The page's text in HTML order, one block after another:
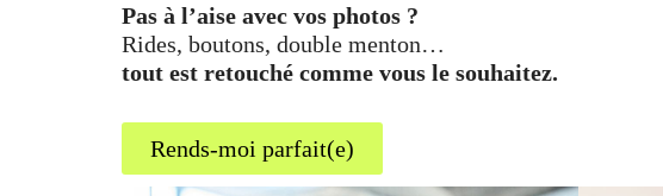
Pas à l’aise avec vos photos ?
Rides, boutons, double menton…
tout est retouché comme vous le souhaitez.
Rends-moi parfait(e)